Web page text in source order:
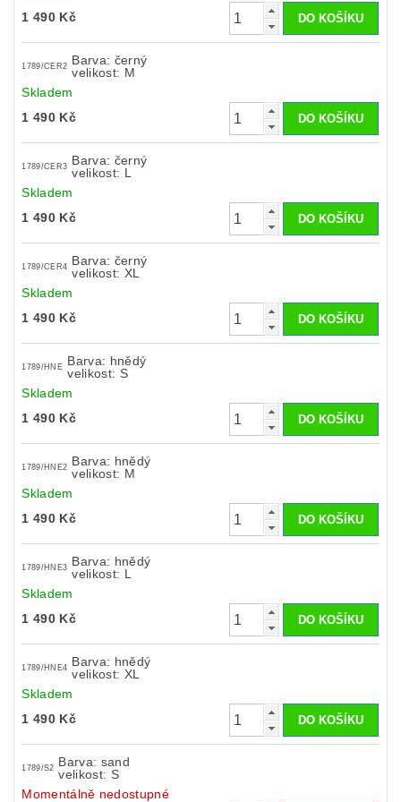
1 490 Kč
1789/CER2 Barva: černý
velikost: M
Skladem
1 490 Kč
1789/CER3 Barva: černý
velikost: L
Skladem
1 490 Kč
1789/CER4 Barva: černý
velikost: XL
Skladem
1 490 Kč
1789/HNE
Barva: hnědý
velikost: S
Skladem
1 490 Kč
1789/HNE2 Barva: hnědý
velikost: M
Skladem
1 490 Kč
1789/HNE3 Barva: hnědý
velikost: L
Skladem
1 490 Kč
1789/HNE4 Barva: hnědý
velikost: XL
Skladem
1 490 Kč
1789/S2 Barva: sand
velikost: S
Momentálně nedostupné